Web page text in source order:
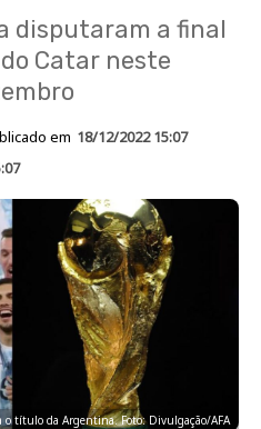
disputaram a final
Catar neste
em 18/12/2022 15:07
o título da Argentina. Foto: Divulgação/AFA